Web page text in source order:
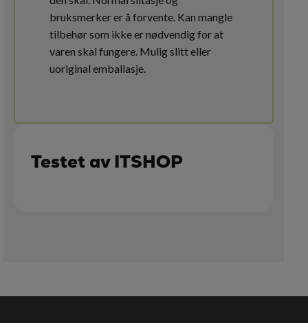
bruksmerker er å forvente. Kan mangle
tilbehør som ikke er nødvendig for at
varen skal fungere. Mulig slitt eller
uoriginal emballasje.
Testet av ITSHOP